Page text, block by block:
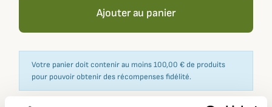
Ajouter au panier
Votre panier doit contenir au moins 100,00 € de produits
pour pouvoir obtenir des récompenses fidélité.